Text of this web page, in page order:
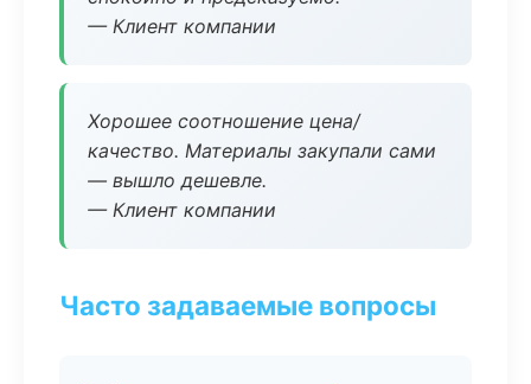
— Клиент компании
Хорошее соотношение цена/
качество. Материалы закупали сами
— вышло дешевле.
— Клиент компании
Часто задаваемые вопросы